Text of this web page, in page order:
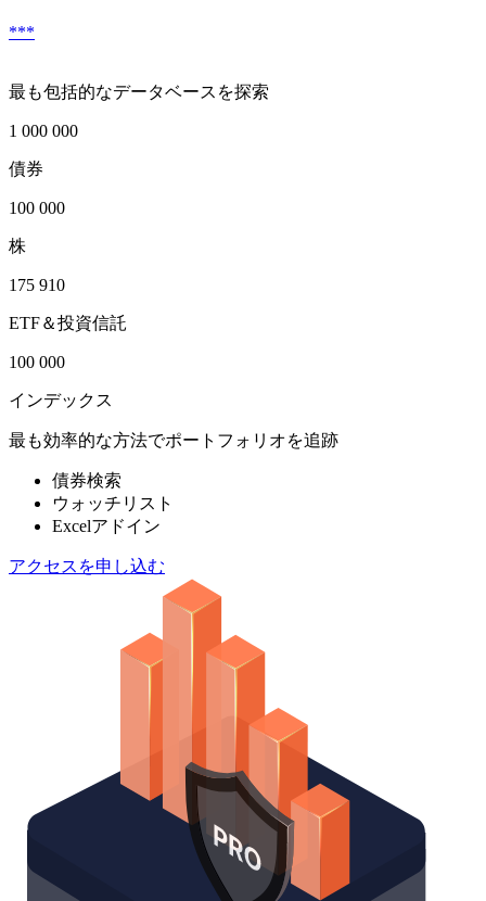
***
最も包括的なデータベースを探索
1 000 000
債券
100 000
株
175 910
ETF＆投資信託
100 000
インデックス
最も効率的な方法でポートフォリオを追跡
債券検索
ウォッチリスト
Excelアドイン
アクセスを申し込む